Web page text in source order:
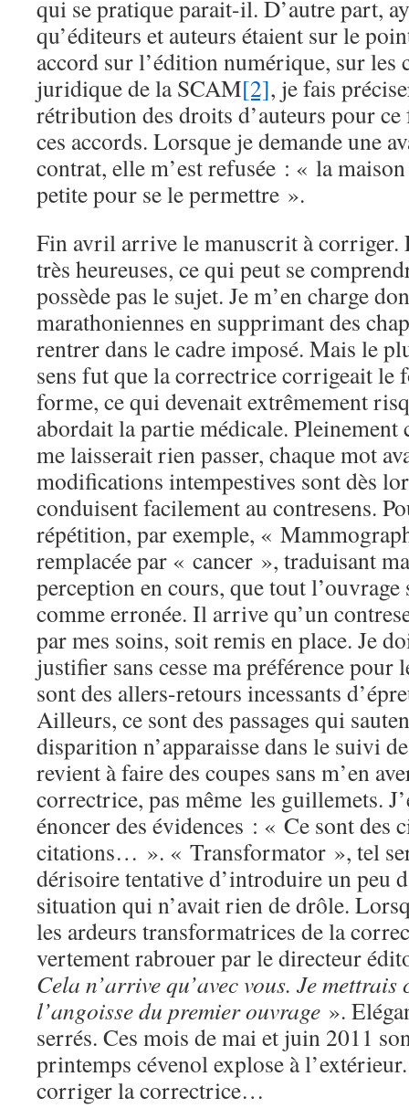
qui se pratique parait-il. D’autre part,
qu’éditeurs et auteurs étaient sur le
accord sur l’édition numérique, sur les
juridique de la SCAM[2], je fais
rétribution des droits d’auteurs pour
ces accords. Lorsque je demande une
contrat, elle m’est refusée : « la
petite pour se le permettre ».
Fin avril arrive le manuscrit à corriger.
très heureuses, ce qui peut se
possède pas le sujet. Je m’en charge
marathoniennes en supprimant des
rentrer dans le cadre imposé. Mais le
sens fut que la correctrice corrigeait le
forme, ce qui devenait extrêmement
abordait la partie médicale. Pleinement
me laisserait rien passer, chaque mot
modifications intempestives sont dès
conduisent facilement au contresens.
répétition, par exemple, «
remplacée par « cancer », traduisant
perception en cours, que tout l’ouvrage
comme erronée. Il arrive qu’un
par mes soins, soit remis en place. Je
justifier sans cesse ma préférence
sont des allers-retours incessants
Ailleurs, ce sont des passages qui
disparition n’apparaisse dans le suivi
revient à faire des coupes sans m’en
correctrice, pas même les guillemets.
énoncer des évidences : « Ce sont des
citations… ». « Transformator », tel
dérisoire tentative d’introduire un peu
situation qui n’avait rien de drôle.
les ardeurs transformatrices de la
vertement rabrouer par le directeur
Cela n’arrive qu’avec vous. Je
l’angoisse du premier ouvrage ».
serrés. Ces mois de mai et juin 2011
printemps cévenol explose à
corriger la correctrice…